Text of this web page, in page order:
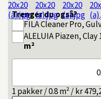
Trenger du også?
FILACleaner Pro,
ALELUIAPiazen, Clay
m²
1 pakker / 0.8 m² / kr